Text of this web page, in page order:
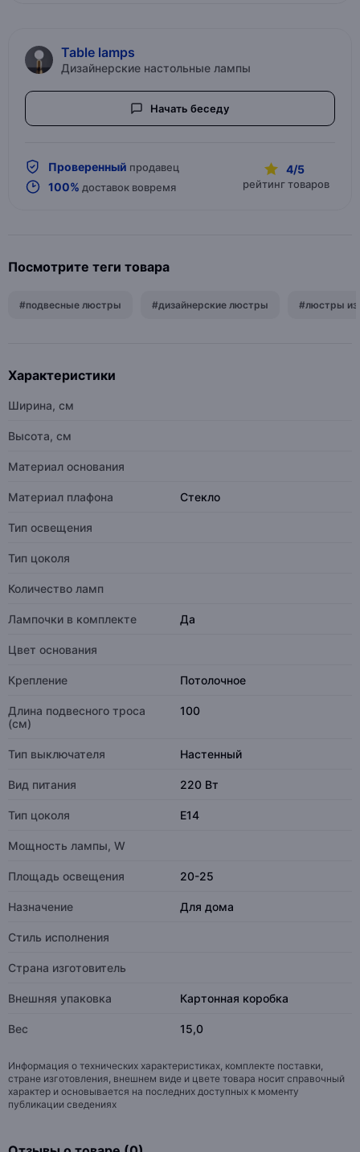
Table lamps
Дизайнерские настольные лампы
Начать беседу
Проверенный продавец
100% доставок вовремя
4/5
рейтинг товаров
Посмотрите теги товара
#подвесные люстры #дизайнерские люстры #люстры из
Характеристики
Ширина, см
Высота, см
Материал основания
Материал плафона Стекло
Тип освещения
Тип цоколя
Количество ламп
Лампочки в комплекте Да
Цвет основания
Крепление Потолочное
Длина подвесного троса
(см)
100
Тип выключателя Настенный
Вид питания 220 Вт
Тип цоколя E14
Мощность лампы, W
Площадь освещения 20-25
Назначение Для дома
Стиль исполнения
Страна изготовитель
Внешняя упаковка Картонная коробка
Вес 15,0
Информация о технических характеристиках, комплекте поставки,
стране изготовления, внешнем виде и цвете товара носит справочный
характер и основывается на последних доступных к моменту
публикации сведениях